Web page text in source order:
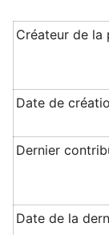
Créateur de la
Date de
Dernier
Date de la